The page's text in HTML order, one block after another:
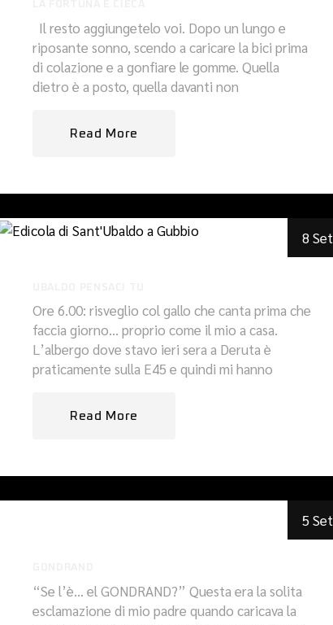
Il resto aggiungetelo voi. Dopo un lungo e
riposante sonno, scendo a caricare la bici prima
di colazione e a gonfiare le gomme. Quella
dietro è a posto, quella davanti non
Read More
8 Set
Ore 6.00: risveglio col gallo che canta prima che
faccia giorno… proprio come il mio a casa.
L’albergo dove stavo ieri sera a Deruta è
praticamente sulla E45 e quindi mi hanno
Read More
5 Set
“Se l’è… el GONDRAND?” Questa era la solita
esclamazione di mio padre quando caricava la